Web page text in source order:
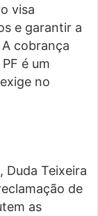
visa
e garantir a
cobrança
é um
no
Duda Teixeira
de
as